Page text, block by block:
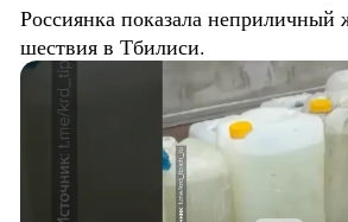
Россиянка показала неприличный
шествия в Тбилиси.